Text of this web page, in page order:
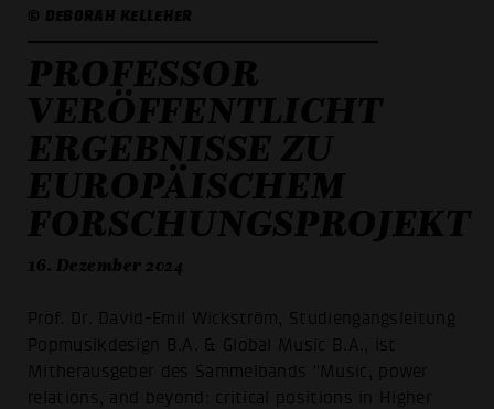
© DEBORAH KELLEHER
PROFESSOR
VERÖFFENTLICHT
ERGEBNISSE ZU
EUROPÄISCHEM
FORSCHUNGSPROJEKT
16. Dezember 2024
Prof. Dr. David-Emil Wickström, Studiengangsleitung
Popmusikdesign B.A. & Global Music B.A., ist
Mitherausgeber des Sammelbands "Music, power
relations, and beyond: critical positions in Higher